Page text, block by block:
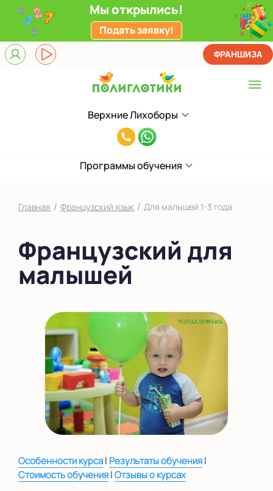
Мы открылись!
Подать заявку!
Верхние Лихоборы
Выберите центр
Верхние Лихоборы
ЖК Прокшино
Филевский парк
Якиманка
в Южном Бутово
на Беломорской
на Домодедовской
на Коломенской
в Московской
области
Показать на карте
8(995)923-
23
ФРАНШИЗА
Программы обучения
Главная / Французский язык / Для малышей 1-3 года
Французский для
малышей
Особенности курса| Результаты обучения|
Стоимость обучения|Отзывы о курсах